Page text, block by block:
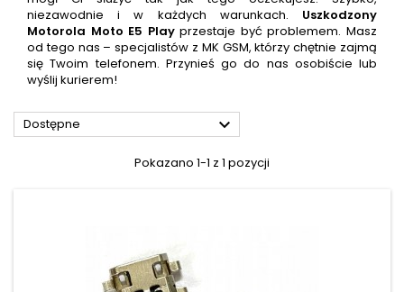
niezawodnie i w każdych warunkach. Uszkodzony
Motorola Moto E5 Playprzestaje być problemem. Masz
od tego nas – specjalistów z MK GSM, którzy chętnie zajmą
się Twoim telefonem. Przynieś go do nas osobiście lub
wyślij kurierem!
Dostępne 
Pokazano 1-1 z 1 pozycji